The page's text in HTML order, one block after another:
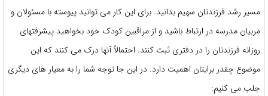
مسیر رشد فرزندتان سهیم بدانید. برای این کار می توانید پیوسته با مسئولان و
مربیان مدرسه در ارتباط باشید و از مراقبین کودک خود بخواهید پیشرفتهای
روزانه فرزندتان را در دفتری ثبت کنند. احتمالاً آنها درک می کنند که این
موضوع چقدر برایتان اهمیت دارد. در این جا توجه شما را به معیار های دیگری
جلب می کنیم: